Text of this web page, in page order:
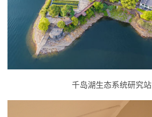
千岛湖生态系统研究站